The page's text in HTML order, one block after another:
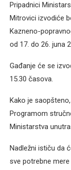
Pripadnici
Mitrovici izvodiće
Kazneno-
od 17. do 26. juna
Gađanje će se
15.30 časova.
Kako je
Programom
Ministarstva
Nadležni ističu da
sve potrebne